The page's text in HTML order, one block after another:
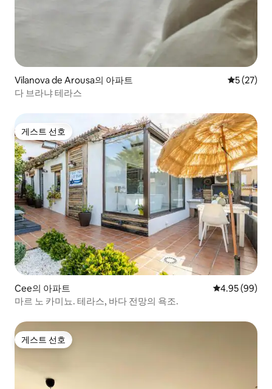
Vilanova de Arousa의 아파트 평점 5점
5 (27)
다 브라냐 테라스
게스트 선호
게스트 선호
Cee의 아파트 평점 4.95점(5
4.95 (99)
마르 노 카미뇨. 테라스, 바다 전망의 욕조.
게스트 선호
게스트 선호